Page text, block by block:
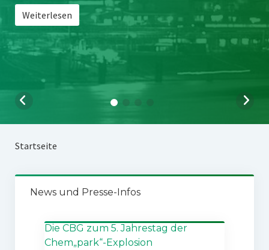
Weiterlesen
Startseite
News und Presse-Infos
Die CBG zum 5. Jahrestag der
Chem„park“-Explosion